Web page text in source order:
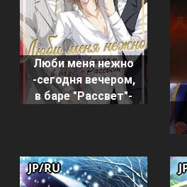
Люби меня нежно
-сегодня вечером,
в баре "Рассвет"-
JP/RU